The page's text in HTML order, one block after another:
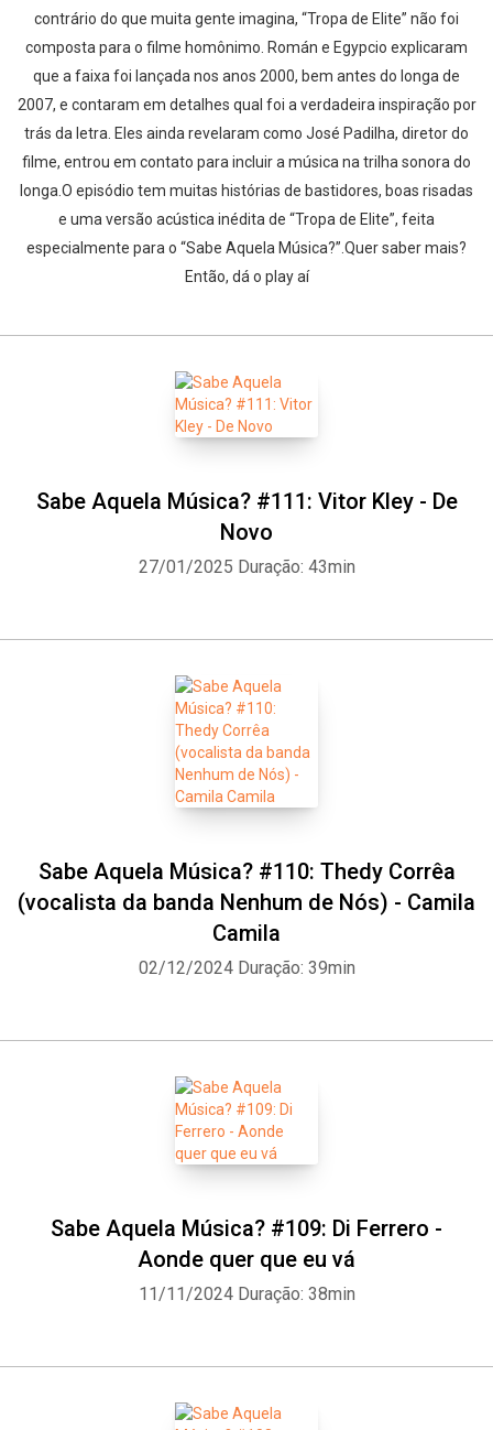
contrário do que muita gente imagina, “Tropa de Elite” não foi
composta para o filme homônimo. Román e Egypcio explicaram
que a faixa foi lançada nos anos 2000, bem antes do longa de
2007, e contaram em detalhes qual foi a verdadeira inspiração por
trás da letra. Eles ainda revelaram como José Padilha, diretor do
filme, entrou em contato para incluir a música na trilha sonora do
longa.O episódio tem muitas histórias de bastidores, boas risadas
e uma versão acústica inédita de “Tropa de Elite”, feita
especialmente para o “Sabe Aquela Música?”.Quer saber mais?
Então, dá o play aí
Sabe Aquela Música? #111: Vitor Kley - De
Novo
27/01/2025 Duração: 43min
Sabe Aquela Música? #110: Thedy Corrêa
(vocalista da banda Nenhum de Nós) - Camila
Camila
02/12/2024 Duração: 39min
Sabe Aquela Música? #109: Di Ferrero -
Aonde quer que eu vá
11/11/2024 Duração: 38min